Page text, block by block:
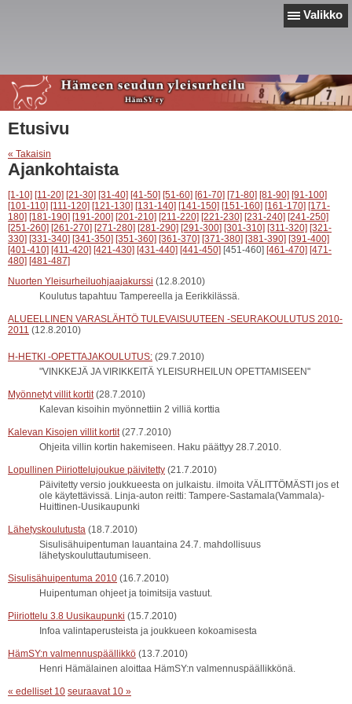
Valikko
Etusivu
« Takaisin
Ajankohtaista
[1-10] [11-20] [21-30] [31-40] [41-50] [51-60] [61-70] [71-80] [81-90] [91-100]
[101-110] [111-120] [121-130] [131-140] [141-150] [151-160] [161-170] [171-
180] [181-190] [191-200] [201-210] [211-220] [221-230] [231-240] [241-250]
[251-260] [261-270] [271-280] [281-290] [291-300] [301-310] [311-320] [321-
330] [331-340] [341-350] [351-360] [361-370] [371-380] [381-390] [391-400]
[401-410] [411-420] [421-430] [431-440] [441-450] [451-460] [461-470] [471-
480] [481-487]
Nuorten Yleisurheiluohjaajakurssi (12.8.2010)
Koulutus tapahtuu Tampereella ja Eerikkilässä.
ALUEELLINEN VARASLÄHTÖ TULEVAISUUTEEN -SEURAKOULUTUS 2010-
2011 (12.8.2010)
H-HETKI -OPETTAJAKOULUTUS: (29.7.2010)
"VINKKEJÄ JA VIRIKKEITÄ YLEISURHEILUN OPETTAMISEEN"
Myönnetyt villit kortit (28.7.2010)
Kalevan kisoihin myönnettiin 2 villiä korttia
Kalevan Kisojen villit kortit (27.7.2010)
Ohjeita villin kortin hakemiseen. Haku päättyy 28.7.2010.
Lopullinen Piiriottelujoukue päivitetty (21.7.2010)
Päivitetty versio joukkueesta on julkaistu. ilmoita VÄLITTÖMÄSTI jos et
ole käytettävissä. Linja-auton reitti: Tampere-Sastamala(Vammala)-
Huittinen-Uusikaupunki
Lähetyskoulutusta (18.7.2010)
Sisulisähuipentuman lauantaina 24.7. mahdollisuus
lähetyskouluttautumiseen.
Sisulisähuipentuma 2010 (16.7.2010)
Huipentuman ohjeet ja toimitsija vastuut.
Piiriottelu 3.8 Uusikaupunki (15.7.2010)
Infoa valintaperusteista ja joukkueen kokoamisesta
HämSY:n valmennuspäällikkö (13.7.2010)
Henri Hämälainen aloittaa HämSY:n valmennuspäällikkönä.
« edelliset 10 seuraavat 10 »